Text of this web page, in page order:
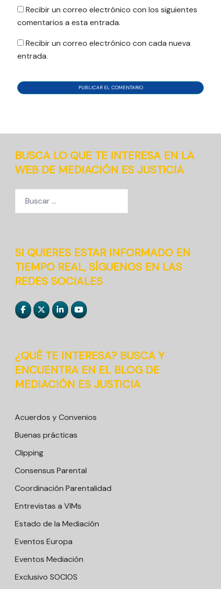
Recibir un correo electrónico con los siguientes
comentarios a esta entrada.
Recibir un correo electrónico con cada nueva
entrada.
BUSCA LO QUE TE INTERESA EN LA
WEB DE MEDIACIÓN ES JUSTICIA
SI QUIERES ESTAR INFORMADO EN
TIEMPO REAL, SÍGUENOS EN LAS
REDES SOCIALES
¿QUÉ TE INTERESA? BUSCA Y
ENCUENTRA EN EL BLOG DE
MEDIACIÓN ES JUSTICIA
Acuerdos y Convenios
Buenas prácticas
Clipping
Consensus Parental
Coordinación Parentalidad
Entrevistas a VIMs
Estado de la Mediación
Eventos Europa
Eventos Mediación
Exclusivo SOCIOS